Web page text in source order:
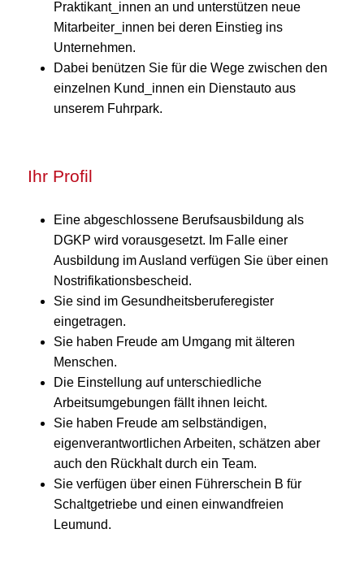
Praktikant_innen an und unterstützen neue
Mitarbeiter_innen bei deren Einstieg ins
Unternehmen.
Dabei benützen Sie für die Wege zwischen den
einzelnen Kund_innen ein Dienstauto aus
unserem Fuhrpark.
Ihr Profil
Eine abgeschlossene Berufsausbildung als
DGKP wird vorausgesetzt. Im Falle einer
Ausbildung im Ausland verfügen Sie über einen
Nostrifikationsbescheid.
Sie sind im Gesundheitsberuferegister
eingetragen.
Sie haben Freude am Umgang mit älteren
Menschen.
Die Einstellung auf unterschiedliche
Arbeitsumgebungen fällt ihnen leicht.
Sie haben Freude am selbständigen,
eigenverantwortlichen Arbeiten, schätzen aber
auch den Rückhalt durch ein Team.
Sie verfügen über einen Führerschein B für
Schaltgetriebe und einen einwandfreien
Leumund.